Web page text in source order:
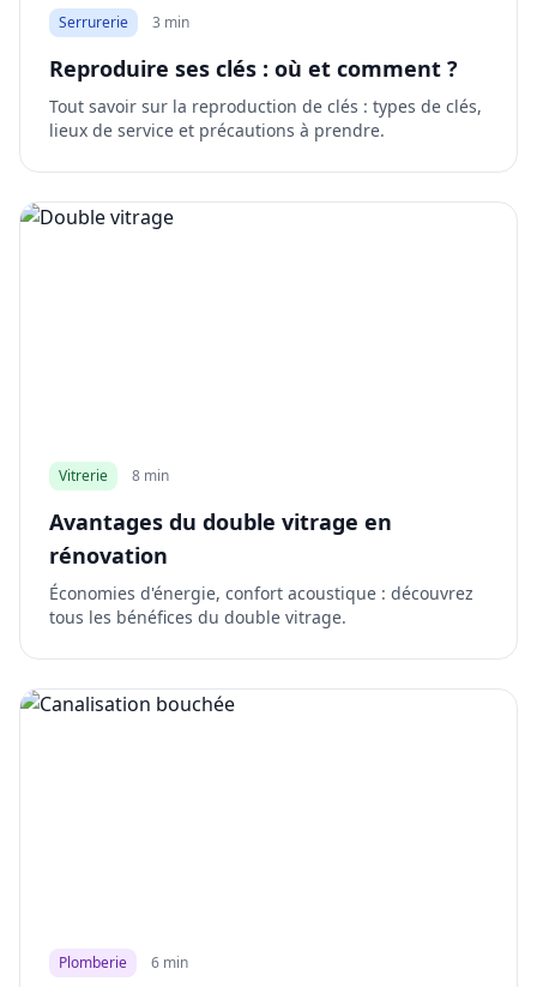
Serrurerie 3 min
Reproduire ses clés : où et comment ?
Tout savoir sur la reproduction de clés : types de clés,
lieux de service et précautions à prendre.
Vitrerie 8 min
Avantages du double vitrage en
rénovation
Économies d'énergie, confort acoustique : découvrez
tous les bénéfices du double vitrage.
Plomberie 6 min